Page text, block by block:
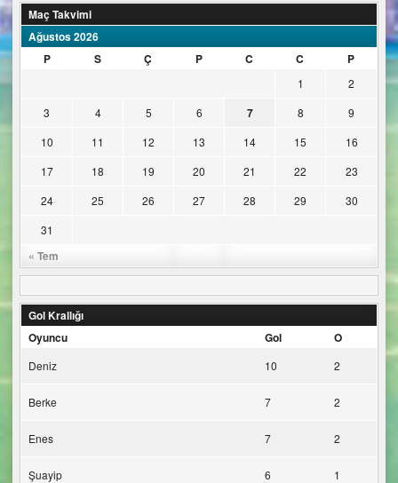
Maç Takvimi
Ağustos 2026
P
S Ç P C C P
« Tem
1
2
3
4 5 6 7 8
9
10
11 12 13 14 15
16
17
18 19 20 21 22
23
24
25 26 27 28 29
30
31
Gol Krallığı
Oyuncu
Gol O
Deniz 10 2
Berke 7 2
Enes 7 2
Şuayip 6 1